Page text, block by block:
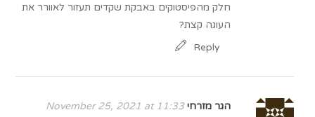
חלק מהפיסטוקים באבקת שקדים תעזור לאוורר את
העוגה קצת?
Reply
הגר מזרחי November 25, 2021 at 11:33